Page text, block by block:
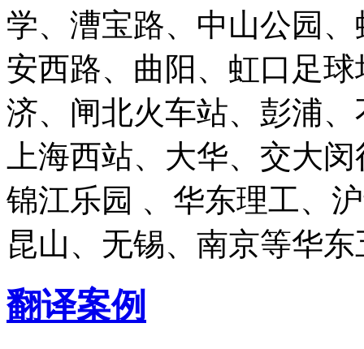
学、漕宝路、中山公园
安西路、曲阳、虹口足
济、闸北火车站、彭浦
上海西站、大华、交大
锦江乐园 、华东理工、
昆山、无锡、南京等华
翻译案例